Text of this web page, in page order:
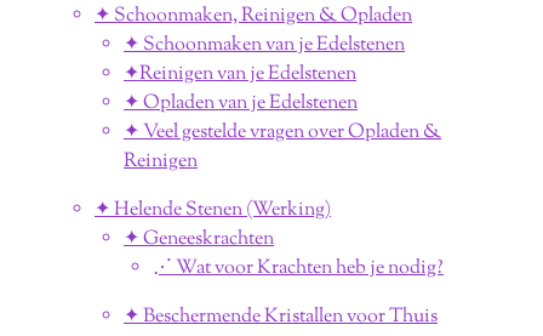
✦ Schoonmaken, Reinigen & Opladen
✦ Schoonmaken van je Edelstenen
✦Reinigen van je Edelstenen
✦ Opladen van je Edelstenen
✦ Veel gestelde vragen over Opladen &
Reinigen
✦ Helende Stenen (Werking)
✦ Geneeskrachten
⋰ Wat voor Krachten heb je nodig?
✦ Beschermende Kristallen voor Thuis